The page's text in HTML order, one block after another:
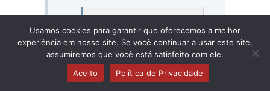
Mateus Carvalho (Vasco) 0.35%
Philippe Coutinho (Vasco) ? 0.35%
Usamos cookies para garantir que oferecemos a melhor
experiência em nosso site. Se você continuar a usar este site,
assumiremos que você está satisfeito com ele.
Aceito
Política de Privacidade